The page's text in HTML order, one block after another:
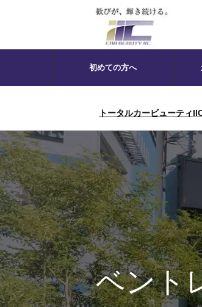
初めての方へ
トータルカービューティ
ベント